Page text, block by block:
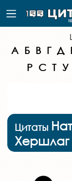
А Б В Г Д
Р С Т У
Цитаты
Хершлаг